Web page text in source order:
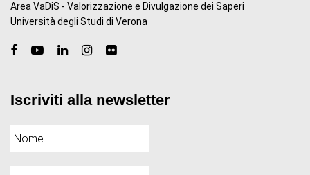
Area VaDiS - Valorizzazione e Divulgazione dei Saperi
Università degli Studi di Verona
Iscriviti alla newsletter